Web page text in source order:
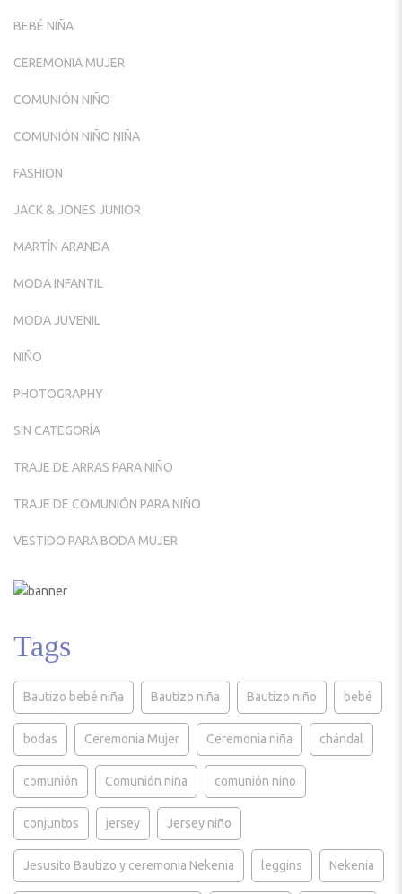
BEBÉ NIÑA
CEREMONIA MUJER
COMUNIÓN NIÑO
COMUNIÓN NIÑO NIÑA
FASHION
JACK & JONES JUNIOR
MARTÍN ARANDA
MODA INFANTIL
MODA JUVENIL
NIÑO
PHOTOGRAPHY
SIN CATEGORÍA
TRAJE DE ARRAS PARA NIÑO
TRAJE DE COMUNIÓN PARA NIÑO
VESTIDO PARA BODA MUJER
Tags
Bautizo bebé niña Bautizo niña Bautizo niño bebé
bodas Ceremonia Mujer Ceremonia niña chándal
comunión Comunión niña comunión niño
conjuntos jersey Jersey niño
Jesusito Bautizo y ceremonia Nekenia leggins Nekenia